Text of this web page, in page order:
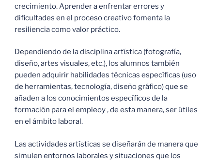
crecimiento. Aprender a enfrentar errores y
dificultades en el proceso creativo fomenta la
resiliencia como valor práctico.
Dependiendo de la disciplina artística (fotografía,
diseño, artes visuales, etc.), los alumnos también
pueden adquirir habilidades técnicas específicas (uso
de herramientas, tecnología, diseño gráfico) que se
añaden a los conocimientos específicos de la
formación para el empleoy , de esta manera, ser útiles
en el ámbito laboral.
Las actividades artísticas se diseñarán de manera que
simulen entornos laborales y situaciones que los